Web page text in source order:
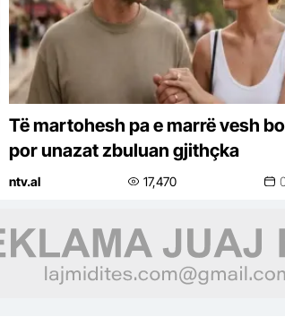
Të martohesh pa e marrë vesh
por unazat zbuluan gjithçka
ntv.al 17,470